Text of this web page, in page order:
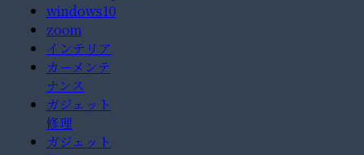
windows10
zoom
インテリア
カーメンテ
ナンス
ガジェット
修理
ガジェット